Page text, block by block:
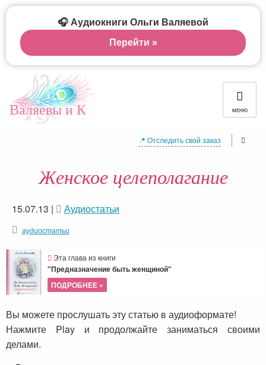
Валяевы и К МЕНЮ
📍 Отследить свой заказ
Женское целеполагание
15.07.13 | Аудиостатьи
аудиостатьи
Эта глава из книги
"Предназначение быть женщиной"
ПОДРОБНЕЕ »
Вы можете прослушать эту статью в аудиоформате!
Нажмите Play и продолжайте заниматься своими
делами.
🎧 Аудиокниги Ольги Валяевой
Перейти »